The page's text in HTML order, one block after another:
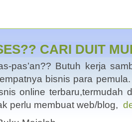
CARI DUIT
pas’an?? Butuh kerja
bisnis para
online terbaru,termudah
perlu membuat web/blog,